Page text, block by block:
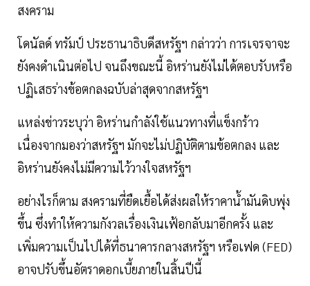
สงคราม
โดนัลด์ ทรัมป์ ประธานาธิบดีสหรัฐฯ กล่าวว่า การเจรจาจะ
ยังคงดำเนินต่อไป จนถึงขณะนี้ อิหร่านยังไม่ได้ตอบรับหรือ
ปฏิเสธร่างข้อตกลงฉบับล่าสุดจากสหรัฐฯ
แหล่งข่าวระบุว่า อิหร่านกำลังใช้แนวทางที่แข็งกร้าว
เนื่องจากมองว่าสหรัฐฯ มักจะไม่ปฏิบัติตามข้อตกลง และ
อิหร่านยังคงไม่มีความไว้วางใจสหรัฐฯ
อย่างไรก็ตาม สงครามที่ยืดเยื้อได้ส่งผลให้ราคาน้ำมันดิบพุ่ง
ขึ้น ซึ่งทำให้ความกังวลเรื่องเงินเฟ้อกลับมาอีกครั้ง และ
เพิ่มความเป็นไปได้ที่ธนาคารกลางสหรัฐฯ หรือเฟด (FED)
อาจปรับขึ้นอัตราดอกเบี้ยภายในสิ้นปีนี้